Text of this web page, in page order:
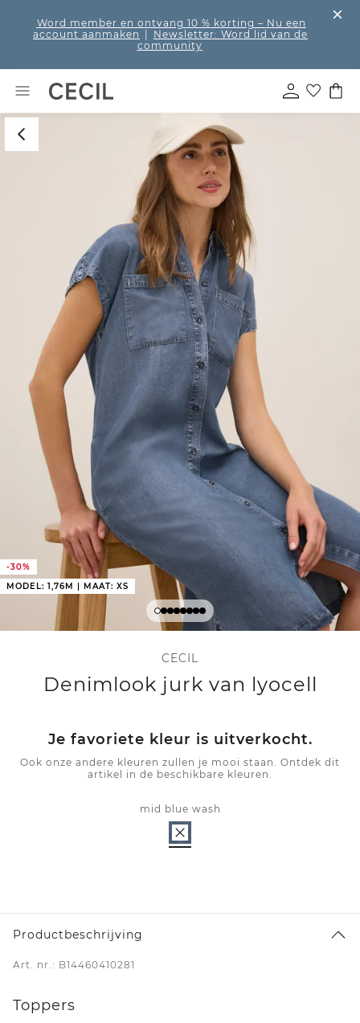
Word member en ontvang 10 % korting – Nu een
account aanmaken
Newsletter: Word lid van de
community
-30%
MODEL: 1,76M | MAAT: XS
CECIL
Denimlook jurk van lyocell
Je favoriete kleur is uitverkocht.
Ook onze andere kleuren zullen je mooi staan. Ontdek dit
artikel in de beschikbare kleuren.
mid blue wash
Productbeschrijving
Art. nr.: B14460410281
Toppers